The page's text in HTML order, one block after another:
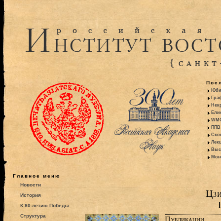
ППВ
Главное меню
Новости
История
К 80-летию Победы
Структура